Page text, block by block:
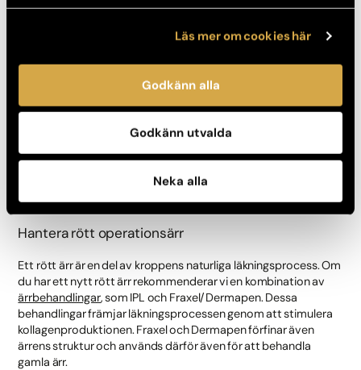
Läs mer om cookies här
Godkänn alla
Godkänn utvalda
Neka alla
Rätt hudvårdsprodukter kan göra stor skillnad. Vårt sortiment
Välj Akademikliniken för ärrbehandling
av plastikoperationer och operationsärr. När det kommer till
ärrläkning är vårt mål att ditt ärr ska läka på bästa sätt och att
Hantera rött operationsärr
Ett rött ärr är en del av kroppens naturliga läkningsprocess. Om
du har ett nytt rött ärr rekommenderar vi en kombination av
ärrbehandlingar, som IPL och Fraxel/Dermapen. Dessa
behandlingar främjar läkningsprocessen genom att stimulera
kollagenproduktionen. Fraxel och Dermapen förfinar även
ärrens struktur och används därför även för att behandla
gamla ärr.